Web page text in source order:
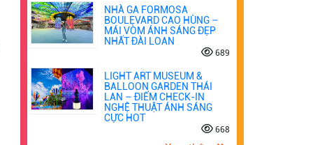
NHÀ GA FORMOSA
BOULEVARD CAO HÙNG –
MÁI VÒM ÁNH SÁNG ĐẸP
NHẤT ĐÀI LOAN
689
LIGHT ART MUSEUM &
BALLOON GARDEN THÁI
LAN – ĐIỂM CHECK-IN
NGHỆ THUẬT ÁNH SÁNG
CỰC HOT
668